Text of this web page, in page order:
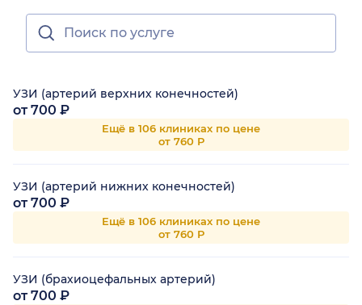
УЗИ (артерий верхних конечностей)
от 700 ₽
Ещё в 106 клиниках по цене
от 760 Р
УЗИ (артерий нижних конечностей)
от 700 ₽
Ещё в 106 клиниках по цене
от 760 Р
УЗИ (брахиоцефальных артерий)
от 700 ₽